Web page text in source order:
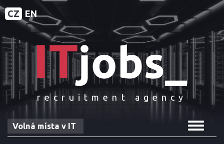
CZ EN
recruitment agency
Toggle
Volná místa v IT